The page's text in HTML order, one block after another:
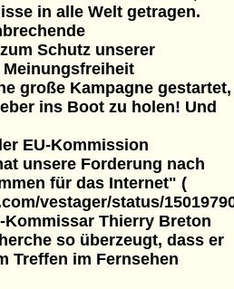
in alle Welt getragen.
Schutz unserer
große Kampagne gestartet,
ins Boot zu holen! Und
EU-Kommission
unsere Forderung nach
für das Internet" (
vestager/status/
Kommissar Thierry Breton
so überzeugt, dass er
Treffen im Fernsehen